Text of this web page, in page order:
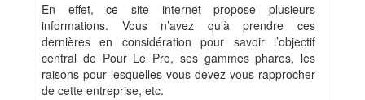
En effet, ce site internet propose plusieurs
informations. Vous n’avez qu’à prendre ces
dernières en considération pour savoir l’objectif
central de Pour Le Pro, ses gammes phares, les
raisons pour lesquelles vous devez vous rapprocher
de cette entreprise, etc.